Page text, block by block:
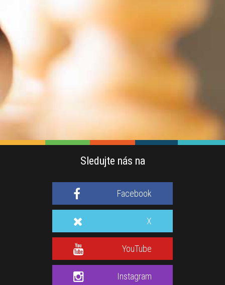
Sledujte nás na
Facebook
X
YouTube
Instagram